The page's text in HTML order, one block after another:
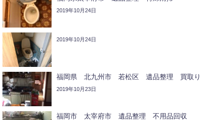
2019年10月24日
2019年10月24日
福岡県 北九州市 若松区 遺品整理 買取り
2019年10月23日
福岡市 太宰府市 遺品整理 不用品回収